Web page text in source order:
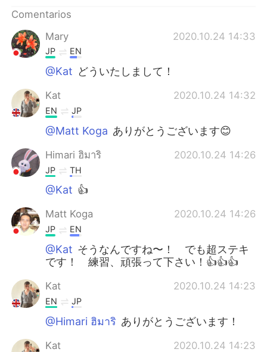
Comentarios
Mary
2020.10.24 14:33
JP EN
@Kat どういたしまして！
Kat 2020.10.24 14:32
EN JP
@Matt Koga ありがとうございます😊
Himari ฮิมาริ 2020.10.24 14:26
JP TH
@Kat 👍
Matt Koga 2020.10.24 14:26
JP EN
@Kat そうなんですね〜！ でも超ステキ
です！ 練習、頑張って下さい！👍👍👍
Kat 2020.10.24 14:23
EN JP
@Himari ฮิมาริ ありがとうございます！
Kat 2020.10.24 14:23